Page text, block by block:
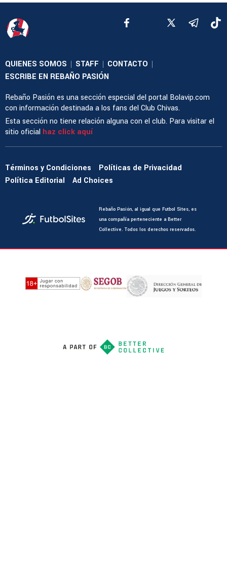
QUIENES SOMOS | STAFF | CONTACTO |
ESCRIBE EN REBAÑO PASIÓN
Rebaño Pasión es una sección especial del portal Bolavip.com
con información destinada a los fans del Club Chivas.
Esta sección no tiene relación alguna con el club. Para visitar el
sitio oficial haz click aquí
Términos y Condiciones
Políticas de Privacidad
Política Editorial
Ad Choices
Rebaño Pasión, al igual que Futbol Sites, es
una compañía perteneciente a Better
Collective. Todos los derechos reservados.